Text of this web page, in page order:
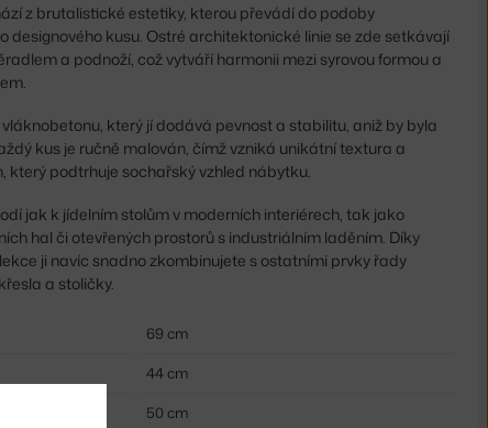
z brutalistické estetiky, kterou převádí do podoby
designového kusu. Ostré architektonické linie se zde setkávají
a podnoží, což vytváří harmonii mezi syrovou formou a
který jí dodává pevnost a stabilitu, aniž by byla
kus je ručně malován, čímž vzniká unikátní textura a
který podtrhuje sochařský vzhled nábytku.
jak k jídelním stolům v moderních interiérech, tak jako
hal či otevřených prostorů s industriálním laděním. Díky
ji navíc snadno zkombinujete s ostatními prvky řady
a stoličky.
69 cm
44 cm
50 cm